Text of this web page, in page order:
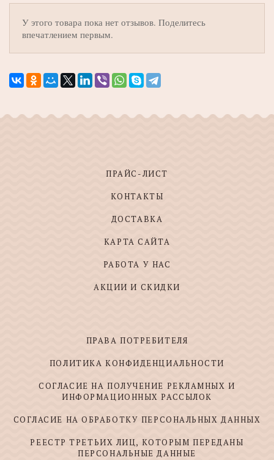
У этого товара пока нет отзывов. Поделитесь
впечатлением первым.
ПРАЙС-ЛИСТ
КОНТАКТЫ
ДОСТАВКА
КАРТА САЙТА
РАБОТА У НАС
АКЦИИ И СКИДКИ
ПРАВА ПОТРЕБИТЕЛЯ
ПОЛИТИКА КОНФИДЕНЦИАЛЬНОСТИ
СОГЛАСИЕ НА ПОЛУЧЕНИЕ РЕКЛАМНЫХ И
ИНФОРМАЦИОННЫХ РАССЫЛОК
СОГЛАСИЕ НА ОБРАБОТКУ ПЕРСОНАЛЬНЫХ ДАННЫХ
РЕЕСТР ТРЕТЬИХ ЛИЦ, КОТОРЫМ ПЕРЕДАНЫ
ПЕРСОНАЛЬНЫЕ ДАННЫЕ